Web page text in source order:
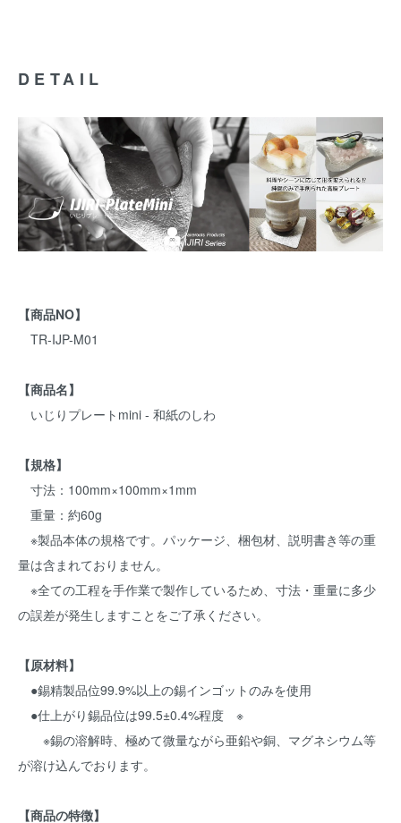
DETAIL
【商品NO】
TR-IJP-M01
【商品名】
いじりプレートmini - 和紙のしわ
【規格】
寸法：100mm×100mm×1mm
重量：約60g
※製品本体の規格です。パッケージ、梱包材、説明書き等の重
量は含まれておりません。
※全ての工程を手作業で製作しているため、寸法・重量に多少
の誤差が発生しますことをご了承ください。
【原材料】
●錫精製品位99.9%以上の錫インゴットのみを使用
●仕上がり錫品位は99.5±0.4%程度 ※
※錫の溶解時、極めて微量ながら亜鉛や銅、マグネシウム等
が溶け込んでおります。
【商品の特徴】